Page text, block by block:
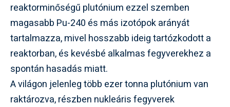
reaktorminőségű plutónium ezzel szemben
magasabb Pu-240 és más izotópok arányát
tartalmazza, mivel hosszabb ideig tartózkodott a
reaktorban, és kevésbé alkalmas fegyverekhez a
spontán hasadás miatt.
A világon jelenleg több ezer tonna plutónium van
raktározva, részben nukleáris fegyverek